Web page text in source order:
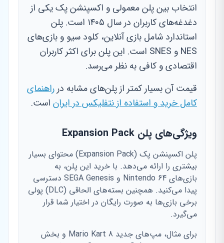
انتخاب بین پلن معمولی و اکسپنشن پک یکی از
دغدغه‌های کاربران در سال ۱۴۰۵ است. پلن
استاندارد شامل بازی آنلاین، کلود سیو و بازی‌های
NES و SNES است. این پلن برای اکثر کاربران
اقتصادی و کافی به نظر می‌رسد.
قیمت آن بسیار کمتر از پلن‌های مشابه در راهنمای
کامل خرید و استفاده از نتفلیکس در ایران است.
ویژگی‌های پلن Expansion Pack
پلن اکسپنشن پک (Expansion Pack) محتوای بسیار
بیشتری را ارائه می‌دهد. با خرید این پلن، به
بازی‌های Nintendo 64 و SEGA Genesis دسترسی
پیدا می‌کنید. همچنین بسته‌های الحاقی (DLC) پولی
برخی بازی‌ها به صورت رایگان در اختیار شما قرار
می‌گیرد.
برای مثال، مپ‌های جدید Mario Kart 8 و بخش